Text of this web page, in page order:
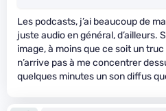
Les podcasts, j’ai beaucoup de
juste audio en général, d’ailleurs.
image, à moins que ce soit un
n’arrive pas à me concentrer
quelques minutes un son diffus